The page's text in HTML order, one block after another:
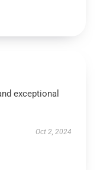
exceptional
Oct 2, 2024